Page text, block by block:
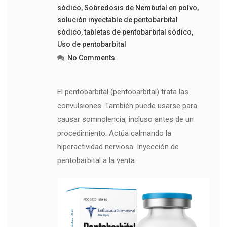
sódico,Sobredosis de Nembutal en polvo,
solución inyectable de pentobarbital
sódico,tabletas de pentobarbital sódico,
Uso de pentobarbital
No Comments
El pentobarbital (pentobarbital) trata las
convulsiones. También puede usarse para
causar somnolencia, incluso antes de un
procedimiento. Actúa calmando la
hiperactividad nerviosa. Inyección de
pentobarbital a la venta